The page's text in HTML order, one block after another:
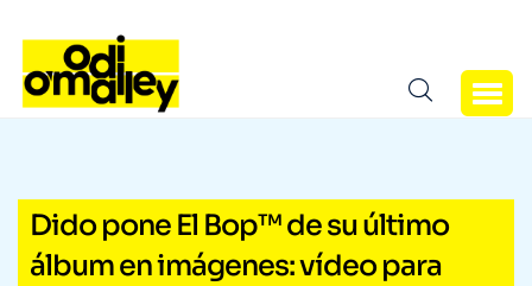
Dido pone El Bop™ de su último
álbum en imágenes: vídeo para